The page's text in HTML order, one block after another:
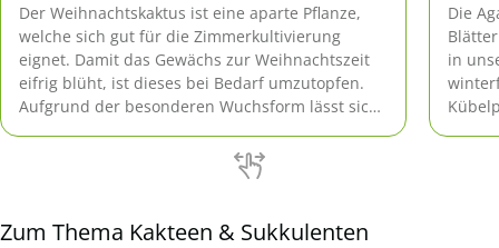
Der Weihnachtskaktus ist eine aparte Pflanze,
welche sich gut für die Zimmerkultivierung
eignet. Damit das Gewächs zur Weihnachtszeit
eifrig blüht, ist dieses bei Bedarf umzutopfen.
Aufgrund der besonderen Wuchsform lässt sich
Die
in
Zum Thema Kakteen & Sukkulenten